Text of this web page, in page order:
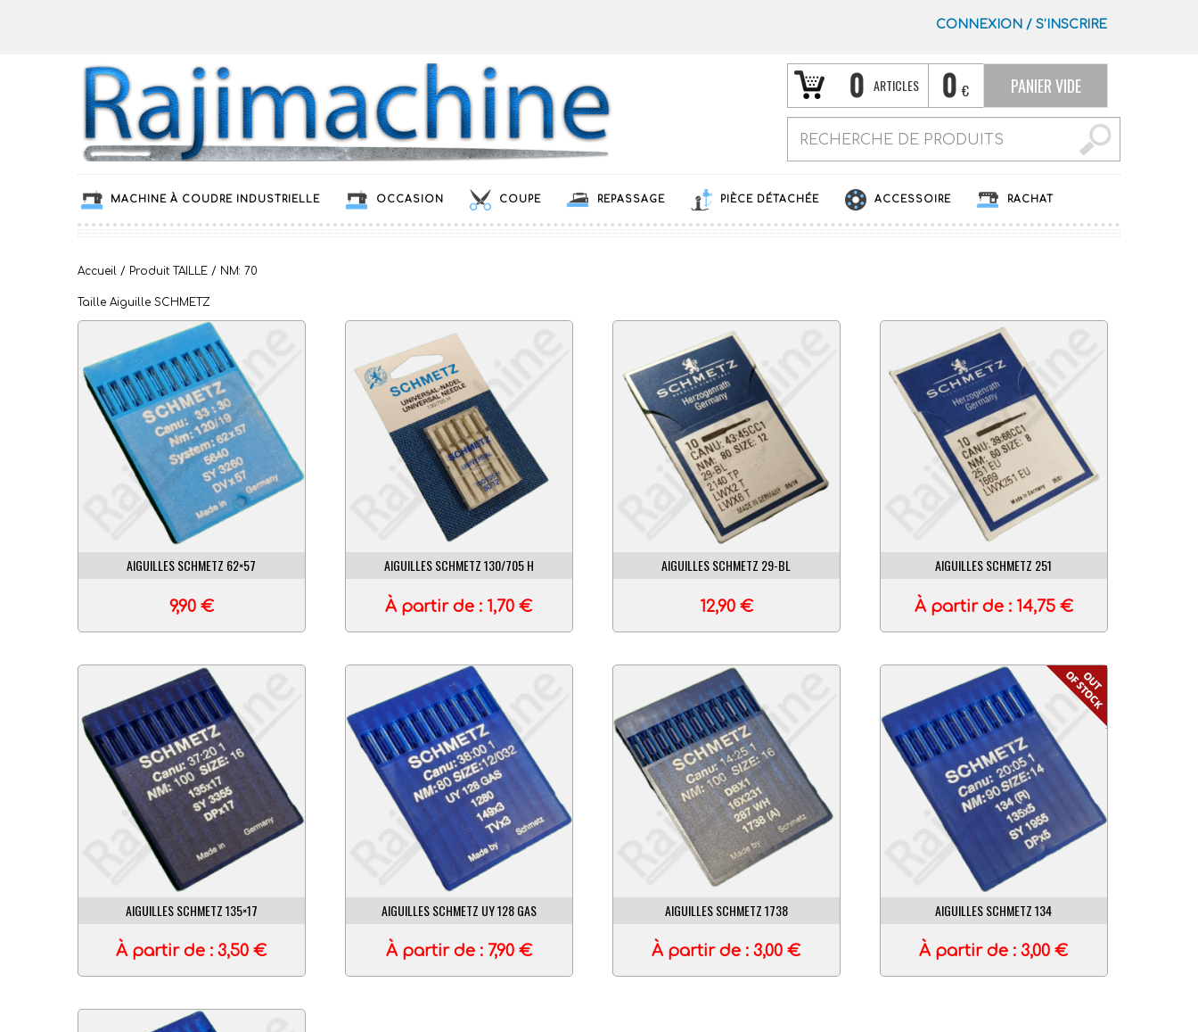
CONNEXION / S’INSCRIRE
0 ARTICLES 0 € PANIER VIDE
MACHINE À COUDRE INDUSTRIELLE OCCASION COUPE REPASSAGE PIÈCE DÉTACHÉE ACCESSOIRE RACHAT
Accueil / Produit TAILLE / NM: 70
Taille Aiguille SCHMETZ
AIGUILLES SCHMETZ 62×57
9,90 €
AIGUILLES SCHMETZ 130/705 H
À partir de : 1,70€
AIGUILLES SCHMETZ 29-BL
12,90 €
AIGUILLES SCHMETZ 251
À partir de : 14,75 €
AIGUILLES SCHMETZ 135×17
À partir de :3,50€
AIGUILLES SCHMETZ UY 128 GAS
À partir de : 7,90 €
AIGUILLES SCHMETZ 1738
À partir de :3,00€
AIGUILLES SCHMETZ 134
À partir de :3,00€